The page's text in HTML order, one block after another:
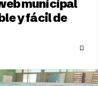
municipal
y fácil de